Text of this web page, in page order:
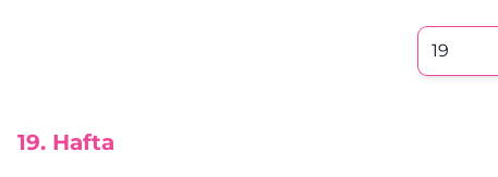
19. Hafta